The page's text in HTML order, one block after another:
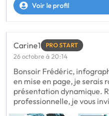
Voir le profil
Carine1 PRO START
26 octobre à 20:14
Bonsoir Frédéric,
en mise en page, je serais
présentation dynamique.
professionnelle, je vous